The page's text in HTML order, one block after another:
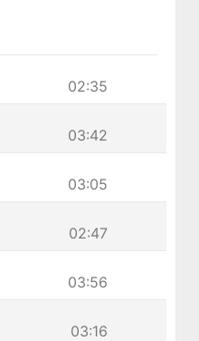
02:35
03:42
03:05
02:47
03:56
03:16